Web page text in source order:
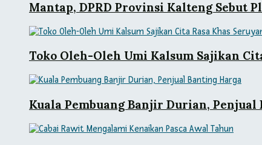
Mantap, DPRD Provinsi Kalteng Sebut
Toko Oleh-Oleh Umi Kalsum Sajikan
Kuala Pembuang Banjir Durian, Penjual